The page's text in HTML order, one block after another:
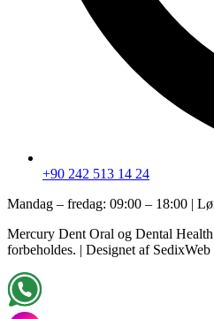
+90 242 513 14 24
Mandag – fredag: 09:00 – 18:00 |
Mercury Dent Oral og Dental
forbeholdes. | Designet af SedixWeb